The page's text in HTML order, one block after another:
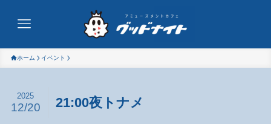
ホーム イベント
21:00夜トナメ
2025
12/20